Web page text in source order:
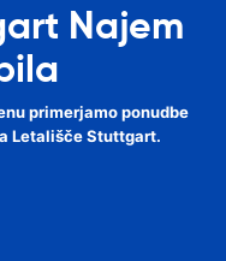
Najem
primerjamo ponudbe
Letališče Stuttgart.